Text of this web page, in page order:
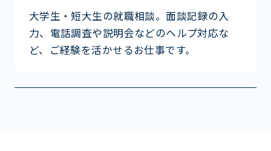
大学生・短大生の就職相談。面談記録の入
力、電話調査や説明会などのヘルプ対応な
ど、ご経験を活かせるお仕事です。